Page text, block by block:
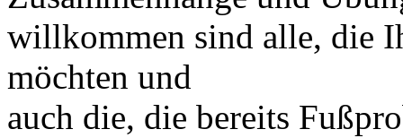
willkommen sind alle, die
möchten und
auch die, die bereits